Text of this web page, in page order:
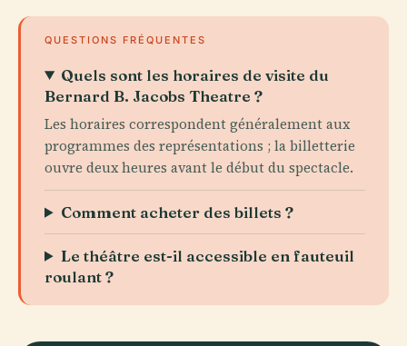
QUESTIONS FRÉQUENTES
Quels sont les horaires de visite du
Bernard B. Jacobs Theatre ?
Les horaires correspondent généralement aux
programmes des représentations ; la billetterie
ouvre deux heures avant le début du spectacle.
Comment acheter des billets ?
Le théâtre est-il accessible en fauteuil
roulant ?